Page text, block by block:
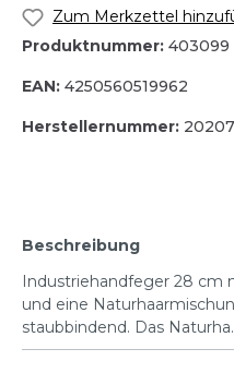
Zum Merkzettel
Produktnummer: 403099
EAN: 4250560519962
Herstellernummer:
Beschreibung
Industriehandfeger 28 cm
und eine
staubbindend. Das